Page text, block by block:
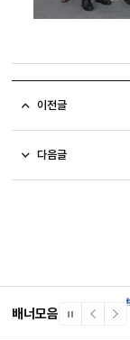
이전글
다음글
배너모음
일
이
다